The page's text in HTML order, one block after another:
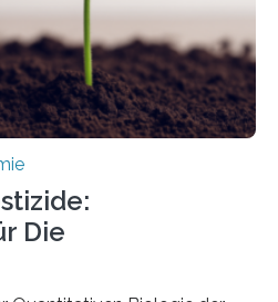
dar, denn…
Die